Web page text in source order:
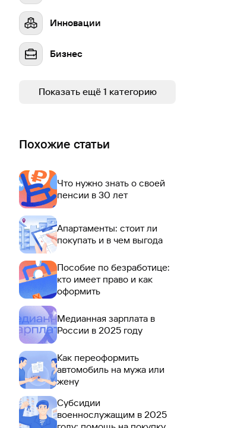
Инновации
Бизнес
Показать ещё 1 категорию
Похожие статьи
Что нужно знать о своей
пенсии в 30 лет
Апартаменты: стоит ли
покупать и в чем выгода
Пособие по безработице:
кто имеет право и как
оформить
Медианная зарплата в
России в 2025 году
Как переоформить
автомобиль на мужа или
жену
Субсидии
военнослужащим в 2025